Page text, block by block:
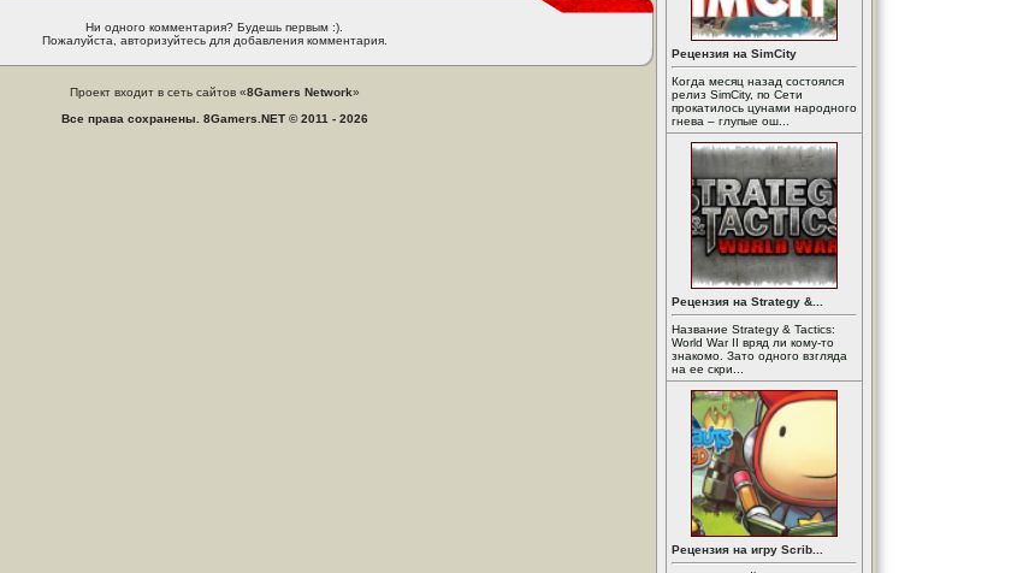
Ни одного комментария? Будешь первым :).
Пожалуйста, авторизуйтесь для добавления комментария.
Проект входит в сеть сайтов «8Gamers Network»
Все права сохранены. 8Gamers.NET © 2011 - 2026
Рецензия на SimCity
Когда месяц назад состоялся
релиз SimCity, по Сети
прокатилось цунами народного
гнева – глупые ош...
Рецензия на Strategy &...
Название Strategy & Tactics:
World War II вряд ли кому-то
знакомо. Зато одного взгляда
на ее скри...
Рецензия на игру Scrib...